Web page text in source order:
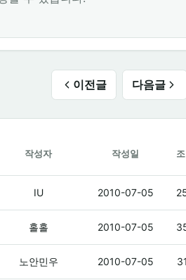
이전글 다음글
작성자 작성일
IU 2010-07-05
(8)
홀홀 2010-07-05
(5)
노안민우 2010-07-05